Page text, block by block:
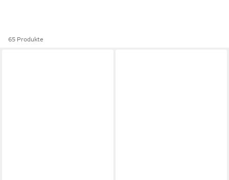
65 Produkte